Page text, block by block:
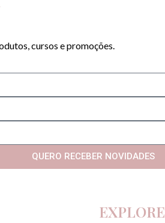
cursos e promoções.
QUERO RECEBER NOVIDADES
EXPLORE